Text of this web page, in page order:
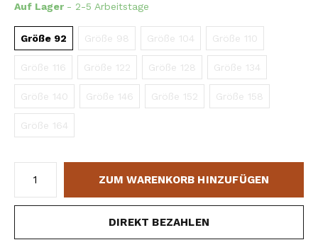
Auf Lager - 2-5 Arbeitstage
Größe 92 Größe 98 Größe 104 Größe 110
Größe 116 Größe 122 Größe 128 Größe 134
Größe 140 Größe 146 Größe 152 Größe 158
Größe 164
ZUM WARENKORB HINZUFÜGEN
DIREKT BEZAHLEN